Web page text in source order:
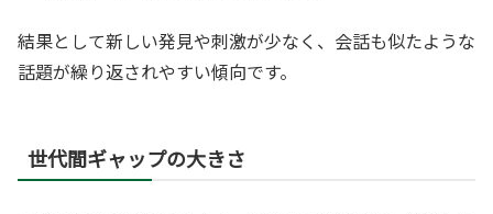
結果として新しい発見や刺激が少なく、会話も似たような
話題が繰り返されやすい傾向です。
世代間ギャップの大きさ